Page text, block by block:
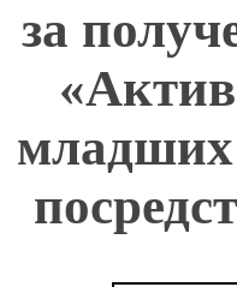
за
младших